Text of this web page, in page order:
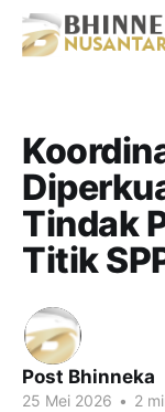
Tindak
Titik
Post Bhinneka
25 Mei 2026 • 2